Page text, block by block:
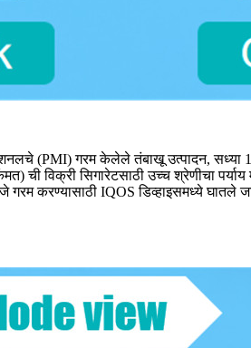
(PMI) गरम केलेले तंबाखू उत्पादन, सध्या 17
ची विक्री सिगारेटसाठी उच्च श्रेणीचा
गरम करण्यासाठी IQOS डिव्हाइसमध्ये